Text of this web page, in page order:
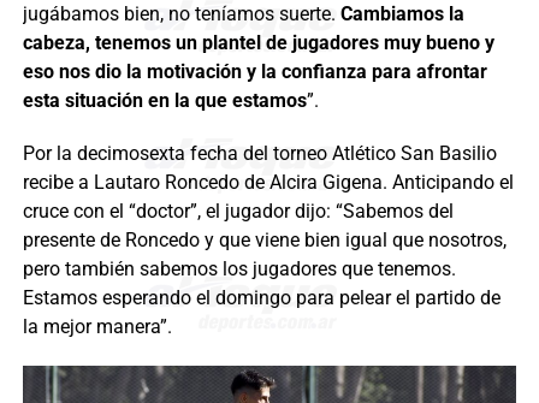
jugábamos bien, no teníamos suerte. Cambiamos la
cabeza, tenemos un plantel de jugadores muy bueno y
eso nos dio la motivación y la confianza para afrontar
esta situación en la que estamos”.
Por la decimosexta fecha del torneo Atlético San Basilio
recibe a Lautaro Roncedo de Alcira Gigena. Anticipando el
cruce con el “doctor”, el jugador dijo: “Sabemos del
presente de Roncedo y que viene bien igual que nosotros,
pero también sabemos los jugadores que tenemos.
Estamos esperando el domingo para pelear el partido de
la mejor manera”.